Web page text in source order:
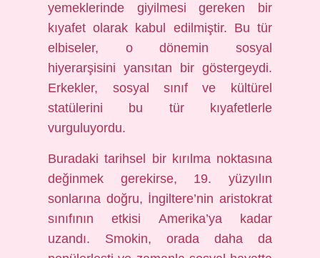
yemeklerinde giyilmesi gereken bir
kıyafet olarak kabul edilmiştir. Bu tür
elbiseler, o dönemin sosyal
hiyerarşisini yansıtan bir göstergeydi.
Erkekler, sosyal sınıf ve kültürel
statülerini bu tür kıyafetlerle
vurguluyordu.
Buradaki tarihsel bir kırılma noktasına
değinmek gerekirse, 19. yüzyılın
sonlarına doğru, İngiltere’nin aristokrat
sınıfının etkisi Amerika’ya kadar
uzandı. Smokin, orada daha da